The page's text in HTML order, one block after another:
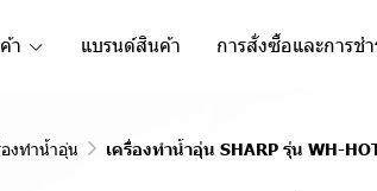
า แบรนด์สินค้า การสั่งซื้อและการชำ
องทำน้ำอุ่น เครื่องทำน้ำอุ่น SHARP รุ่น WH-